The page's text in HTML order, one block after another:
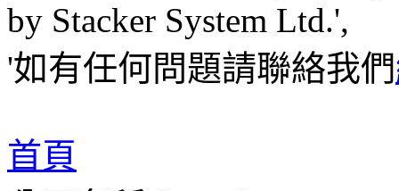
by Stacker System Ltd.',
'如有任何問題請聯絡我們
首頁